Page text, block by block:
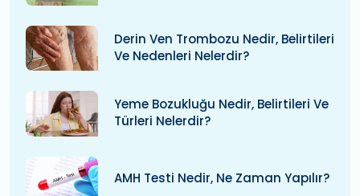
Derin Ven Trombozu Nedir, Belirtileri
Ve Nedenleri Nelerdir?
Yeme Bozukluğu Nedir, Belirtileri Ve
Türleri Nelerdir?
AMH Testi Nedir, Ne Zaman Yapılır?